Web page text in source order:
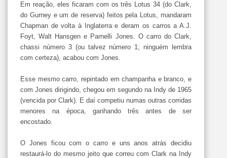
Em reação, eles ficaram com os três Lotus 34 (do Clark,
do Gurney e um de reserva) feitos pela Lotus, mandaram
Chapman de volta à Inglaterra e deram os carros a A.J.
Foyt, Walt Hansgen e Parnelli Jones. O carro do Clark,
chassi número 3 (ou talvez número 1; ninguém lembra
com certeza), acabou com Jones.
Esse mesmo carro, repintado em champanha e branco, e
com Jones dirigindo, chegou em segundo na Indy de 1965
(vencida por Clark). E daí competiu numas outras corridas
menores na época, ganhando três antes de ser
encostado.
O Jones ficou com o carro e uns anos atrás decidiu
restaurá-lo do mesmo jeito que correu com Clark na Indy